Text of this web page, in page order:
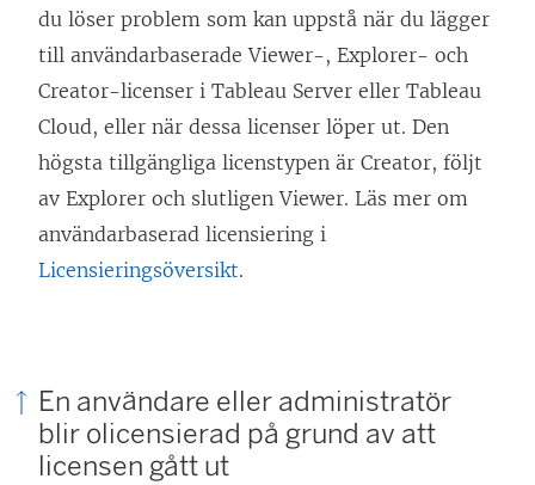
)
du löser problem som kan uppstå när du lägger
till användarbaseradeViewer-, Explorer- och
Creator-licenser i Tableau Server eller Tableau
Cloud, eller när dessa licenser löper ut. Den
högsta tillgängliga licenstypen är Creator, följt
av Explorer och slutligenViewer. Läs mer om
användarbaserad licensiering i
Licensieringsöversikt.
En användare eller administratör
blir olicensierad på grund av att
licensen gått ut